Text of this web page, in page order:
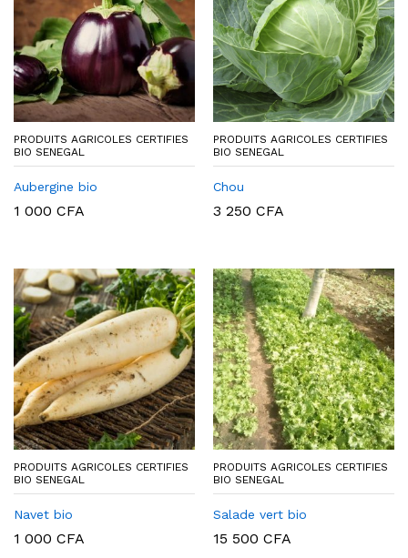
PRODUITS AGRICOLES CERTIFIES
BIO SENEGAL
Aubergine bio
1 000 CFA
PRODUITS AGRICOLES CERTIFIES
BIO SENEGAL
Chou
3 250 CFA
PRODUITS AGRICOLES CERTIFIES
BIO SENEGAL
Navet bio
1 000 CFA
PRODUITS AGRICOLES CERTIFIES
BIO SENEGAL
Salade vert bio
15 500 CFA